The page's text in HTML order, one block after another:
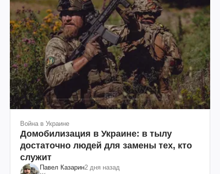
Война в Украине
Домобилизация в Украине: в тылу
достаточно людей для замены тех, кто
служит
Павел Казарин2 дня назад